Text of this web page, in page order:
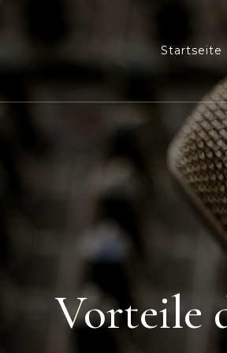
Startseite
Vorteile